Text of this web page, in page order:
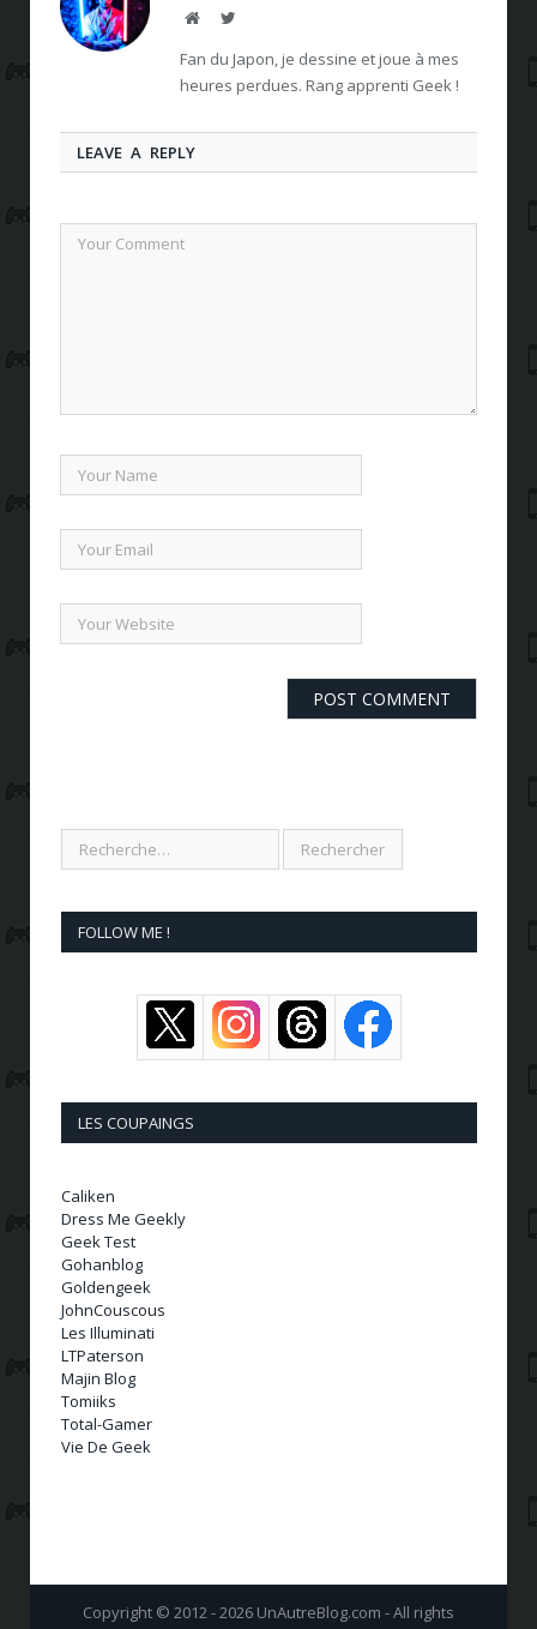
WebsiteTwitter
Fan du Japon, je dessine et joue à mes
heures perdues. Rang apprenti Geek !
LEAVE A REPLY
FOLLOW ME !
LES COUPAINGS
Caliken
Dress Me Geekly
Geek Test
Gohanblog
Goldengeek
JohnCouscous
Les Illuminati
LTPaterson
Majin Blog
Tomiiks
Total-Gamer
Vie De Geek
Copyright © 2012 - 2026 UnAutreBlog.com - All rights